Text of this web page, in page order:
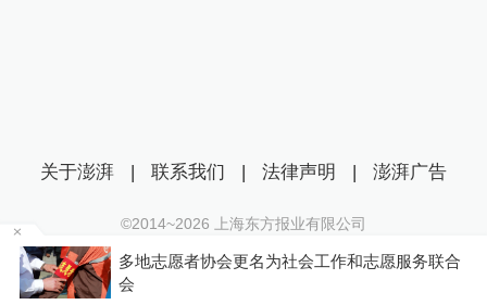
多地志愿者协会更名为社会工作和志愿服务联合
会
关于澎湃 | 联系我们 | 法律声明 | 澎湃广告
©2014~2026 上海东方报业有限公司
沪ICP证：沪B2-20170116 | 沪ICP备14003370号
互联网新闻信息服务许可证：31120170006